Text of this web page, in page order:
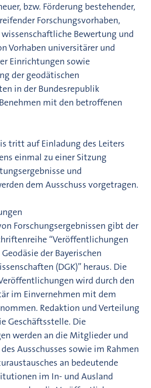
bzw. Förderung bestehender,
Forschungsvorhaben,
Bewertung und
Vorhaben universitärer und
Einrichtungen sowie
der geodätischen
in der Bundesrepublik
mit den betroffenen
tritt auf Einladung des Leiters
einmal zu einer Sitzung
und
dem Ausschuss vorgetragen.
Forschungsergebnissen gibt der
“Veröffentlichungen
der Bayerischen
(DGK)” heraus. Die
wird durch den
im Einvernehmen mit dem
Redaktion und Verteilung
Geschäftsstelle. Die
werden an die Mitglieder und
Ausschusses sowie im Rahmen
an bedeutende
im In- und Ausland